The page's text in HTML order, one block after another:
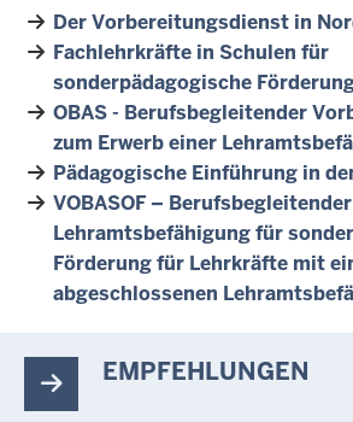
Der Vorbereitungsdienst in
Fachlehrkräfte in Schulen für
sonderpädagogische
OBAS - Berufsbegleitender
zum Erwerb einer
Pädagogische Einführung in
VOBASOF –
Lehramtsbefähigung für
Förderung für Lehrkräfte mit
abgeschlossenen
EMPFEHLUNGEN